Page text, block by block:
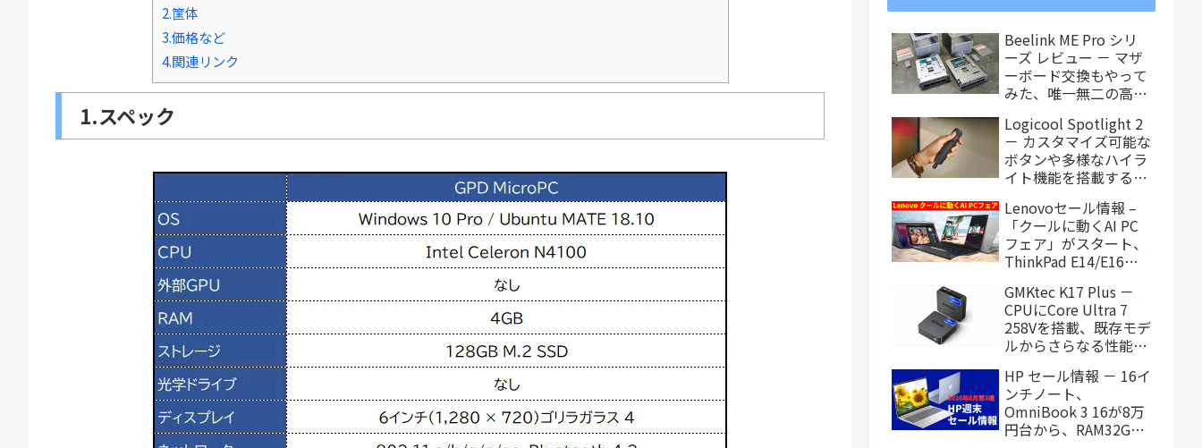
2.筐体
3.価格など
4.関連リンク
1.スペック
Beelink ME Pro シリ
ーズ レビュー － マザ
ーボード交換もやって
みた、唯一無二の高度
証！
Logicool Spotlight 2
－ カスタマイズ可能な
ボタンや多様なハイラ
イト機能を搭載するワ
Lenovoセール情報 –
「クールに動くAI PC
フェア」がスタート、
ThinkPad E14/E16や
お買い得に
GMKtec K17 Plus －
CPUにCore Ultra 7
258Vを搭載、既存モデ
ルからさらなる性能ア
HP セール情報 － 16イ
ンチノート、
OmniBook 3 16が8万
円台から、RAM32GB